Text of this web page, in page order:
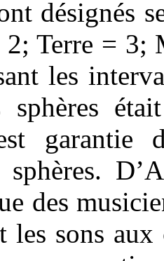
désignés
2; Terre = 3;
les
sphères
garantie
sphères.
des
les sons